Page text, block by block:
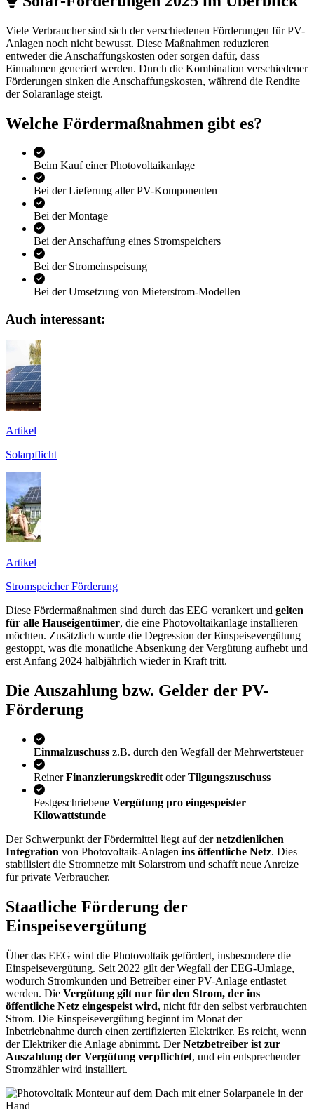
Viele Verbraucher sind sich der verschiedenen Förderungen für PV-
Anlagen noch nicht bewusst. Diese Maßnahmen reduzieren
entweder die Anschaffungskosten oder sorgen dafür, dass
Einnahmen generiert werden. Durch die Kombination verschiedener
Förderungen sinken die Anschaffungskosten, während die Rendite
der Solaranlage steigt.
Welche Fördermaßnahmen gibt es?
Beim Kauf einer Photovoltaikanlage
Bei der Lieferung aller PV-Komponenten
Bei der Montage
Bei der Anschaffung eines Stromspeichers
Bei der Stromeinspeisung
Bei der Umsetzung von Mieterstrom-Modellen
Auch interessant:
Artikel
Solarpflicht
Artikel
Stromspeicher Förderung
Diese Fördermaßnahmen sind durch das EEG verankert und gelten
für alle Hauseigentümer, die eine Photovoltaikanlage installieren
möchten. Zusätzlich wurde die Degression der Einspeisevergütung
gestoppt, was die monatliche Absenkung der Vergütung aufhebt und
erst Anfang 2024 halbjährlich wieder in Kraft tritt.
Die Auszahlung bzw. Gelder der PV-
Förderung
Einmalzuschuss z.B. durch den Wegfall der Mehrwertsteuer
ReinerFinanzierungskredit oderTilgungszuschuss
Festgeschriebene Vergütung pro eingespeister
Kilowattstunde
Der Schwerpunkt der Fördermittel liegt auf dernetzdienlichen
Integration von Photovoltaik-Anlagen ins öffentliche Netz. Dies
stabilisiert die Stromnetze mit Solarstrom und schafft neue Anreize
für private Verbraucher.
Staatliche Förderung der
Einspeisevergütung
Über das EEG wird die Photovoltaik gefördert, insbesondere die
Einspeisevergütung. Seit 2022 gilt der Wegfall der EEG-Umlage,
wodurch Stromkunden und Betreiber einer PV-Anlage entlastet
werden. Die Vergütung gilt nur für den Strom, der ins
öffentliche Netz eingespeist wird, nicht für den selbst verbrauchten
Strom. Die Einspeisevergütung beginnt im Monat der
Inbetriebnahme durch einen zertifizierten Elektriker. Es reicht, wenn
der Elektriker die Anlage abnimmt. DerNetzbetreiber ist zur
Auszahlung der Vergütung verpflichtet, und ein entsprechender
Stromzähler wird installiert.